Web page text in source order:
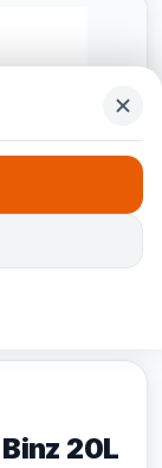
20L